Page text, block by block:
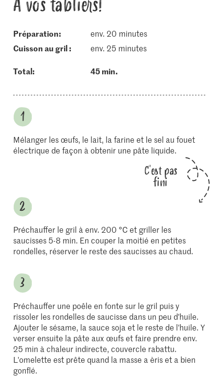
Préparation:
env. 20 minutes
cuisson au gril :
env. 25 minutes
Total: 45 min.
Mélanger les œufs, le lait, la farine et le sel au fouet
électrique de façon à obtenir une pâte liquide.
C'est pas
fini
Préchauffer le gril à env. 200 °C et griller les
saucisses 5-8 min. En couper la moitié en petites
rondelles, réserver le reste des saucisses au chaud.
Préchauffer une poêle en fonte sur le gril puis y
rissoler les rondelles de saucisse dans un peu d'huile.
Ajouter le sésame, la sauce soja et le reste de l'huile. Y
verser ensuite la pâte aux œufs et faire prendre env.
25 min à chaleur indirecte, couvercle rabattu.
L'omelette est prête quand la masse a èris et a bien
gonflé.